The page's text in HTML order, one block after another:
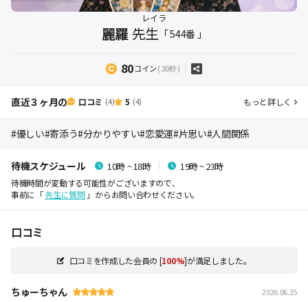
レイラ
麗羅 先生 「 544番 」
80コイン( 30秒 )
直近３ヶ月の 口コミ (4) 5 (4) もっと詳しく
#優しい#寄添う#分かりやすい#恋愛運#片思い#人間関係
待機スケジュール 10時 ~ 18時 19時 ~ 23時
待機時間が変動する可能性がございますので、
事前に「先生に質問」からお問い合わせください。
口コミ
口コミを作成した会員の [100%]が満足しました。
ちゅーちゃん 2026.06.25